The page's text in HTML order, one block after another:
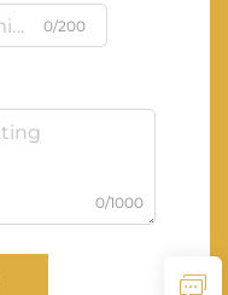
0/200
0/1000